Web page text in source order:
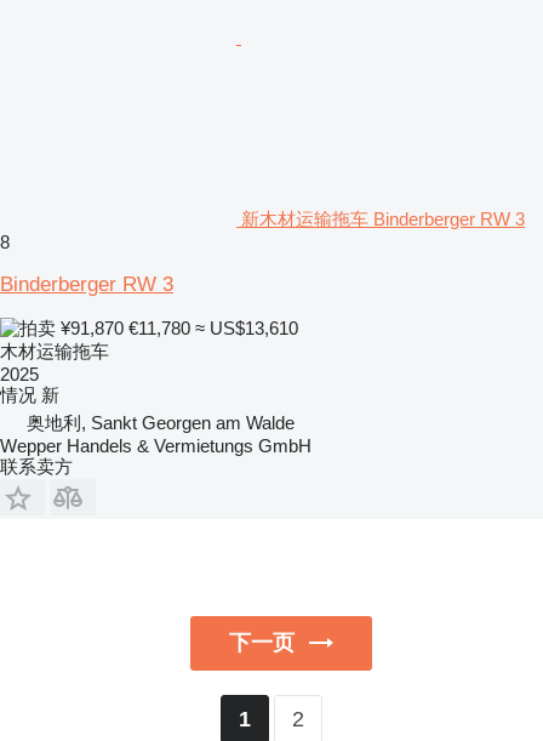
新木材运输拖车 Binderberger RW 3
8
Binderberger RW 3
¥91,870 €11,780 ≈ US$13,610
木材运输拖车
2025
情况 新
奥地利, Sankt Georgen am Walde
Wepper Handels & Vermietungs GmbH
联系卖方
下一页
1 2